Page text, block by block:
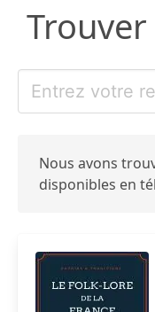
Nous avons
disponibles en